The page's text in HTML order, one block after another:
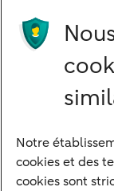
Notre
Nos experts
Notre
cookies et des
cookies sont